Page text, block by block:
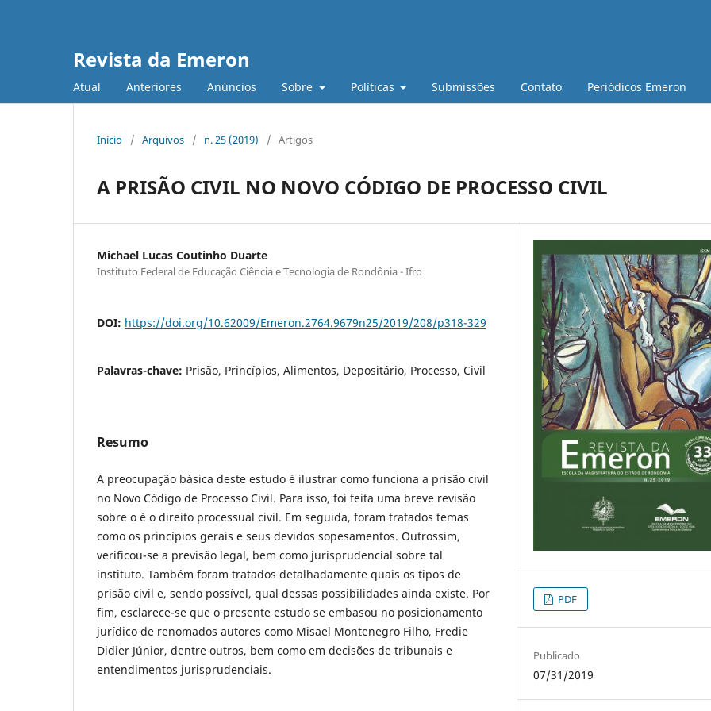
Revista da Emeron
Atual Anteriores Anúncios Sobre Políticas Submissões Contato Periódicos Emeron
Início / Arquivos / n. 25 (2019) / Artigos
A PRISÃO CIVIL NO NOVO CÓDIGO DE PROCESSO CIVIL
Michael Lucas Coutinho Duarte
Instituto Federal de Educação Ciência e Tecnologia de Rondônia - Ifro
DOI: https://doi.org/10.62009/Emeron.2764.9679n25/2019/208/p318-329
Palavras-chave: Prisão, Princípios, Alimentos, Depositário, Processo, Civil
Resumo
A preocupação básica deste estudo é ilustrar como funciona a prisão civil
no Novo Código de Processo Civil. Para isso, foi feita uma breve revisão
sobre o é o direito processual civil. Em seguida, foram tratados temas
como os princípios gerais e seus devidos sopesamentos. Outrossim,
verificou-se a previsão legal, bem como jurisprudencial sobre tal
instituto. Também foram tratados detalhadamente quais os tipos de
prisão civil e, sendo possível, qual dessas possibilidades ainda existe. Por
fim, esclarece-se que o presente estudo se embasou no posicionamento
jurídico de renomados autores como Misael Montenegro Filho, Fredie
Didier Júnior, dentre outros, bem como em decisões de tribunais e
entendimentos jurisprudenciais.
PDF
Publicado
07/31/2019